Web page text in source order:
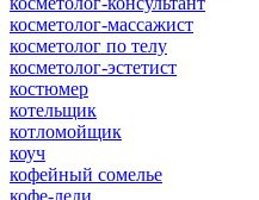
косметолог-массажист
косметолог по телу
косметолог-эстетист
костюмер
котельщик
котломойщик
коуч
кофейный сомелье
кофе-леди